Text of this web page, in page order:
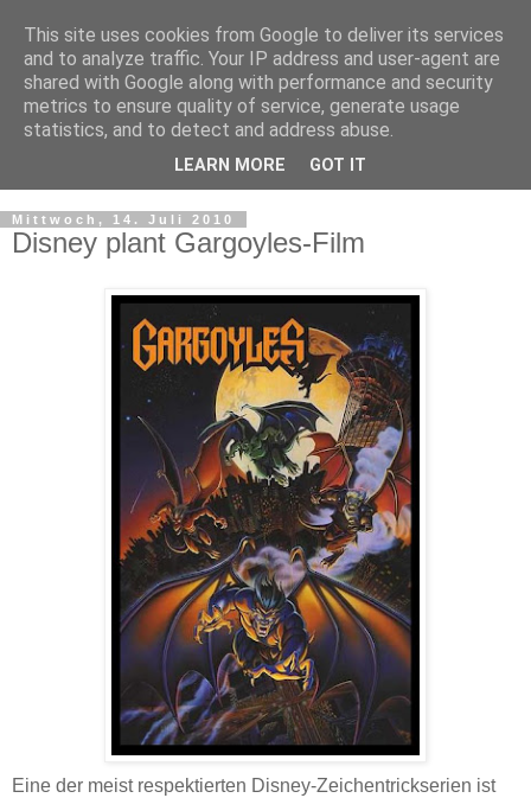
Mittwoch, 14. Juli 2010
Disney plant Gargoyles-Film
Eine der meist respektierten Disney-Zeichentrickserien ist
This site uses cookies from Google to deliver its services
and to analyze traffic. Your IP address and user-agent are
shared with Google along with performance and security
metrics to ensure quality of service, generate usage
statistics, and to detect and address abuse.
LEARN MORE GOT IT